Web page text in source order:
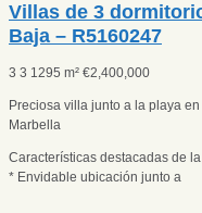
Villas de 3
Baja – R5160247
3 3 1295 m² €2,400,000
Preciosa villa junto a la playa
Marbella
Características destacadas de
* Envidable ubicación junto a